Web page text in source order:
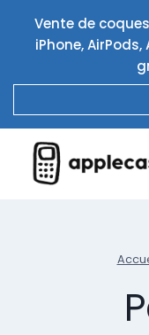
contenu
Vente de
iPhone,